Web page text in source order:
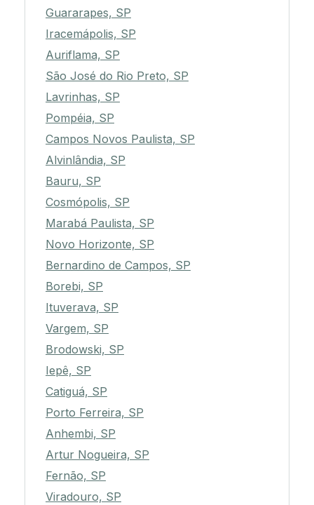
Guararapes, SP
Iracemápolis, SP
Auriflama, SP
São José do Rio Preto, SP
Lavrinhas, SP
Pompéia, SP
Campos Novos Paulista, SP
Alvinlândia, SP
Bauru, SP
Cosmópolis, SP
Marabá Paulista, SP
Novo Horizonte, SP
Bernardino de Campos, SP
Borebi, SP
Ituverava, SP
Vargem, SP
Brodowski, SP
Iepê, SP
Catiguá, SP
Porto Ferreira, SP
Anhembi, SP
Artur Nogueira, SP
Fernão, SP
Viradouro, SP